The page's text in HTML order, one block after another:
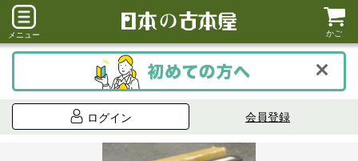
メニュー かご
ログイン 会員登録